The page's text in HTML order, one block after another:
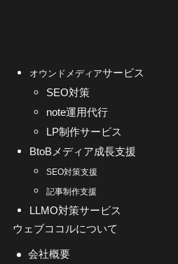
オウンドメディアサービス
SEO対策
note運用代行
LP制作サービス
BtoBメディア成長支援
SEO対策支援
記事制作支援
LLMO対策サービス
ウェブココルについて
会社概要